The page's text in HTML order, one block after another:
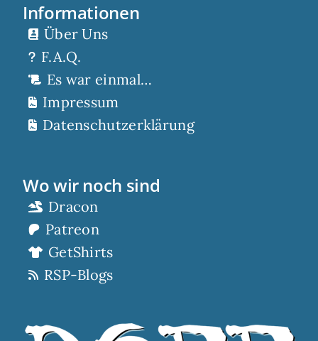
Informationen
Über Uns
F.A.Q.
Es war einmal…
Impressum
Datenschutzerklärung
Wo wir noch sind
Dracon
Patreon
GetShirts
RSP-Blogs